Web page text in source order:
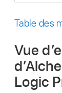
ce
Table des
Vue
Logic